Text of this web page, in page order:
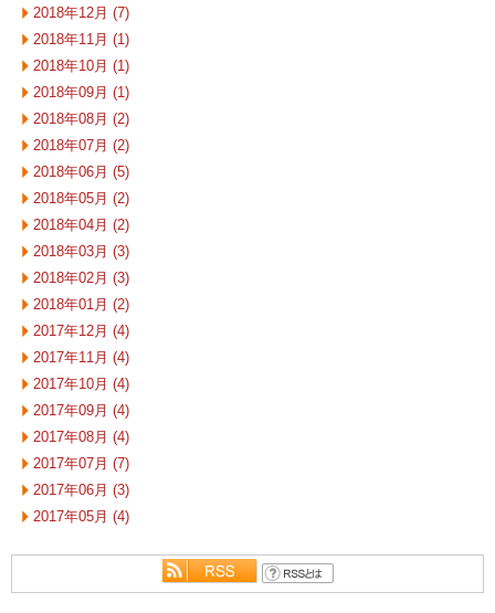
2018年12月 (7)
2018年11月 (1)
2018年10月 (1)
2018年09月 (1)
2018年08月 (2)
2018年07月 (2)
2018年06月 (5)
2018年05月 (2)
2018年04月 (2)
2018年03月 (3)
2018年02月 (3)
2018年01月 (2)
2017年12月 (4)
2017年11月 (4)
2017年10月 (4)
2017年09月 (4)
2017年08月 (4)
2017年07月 (7)
2017年06月 (3)
2017年05月 (4)